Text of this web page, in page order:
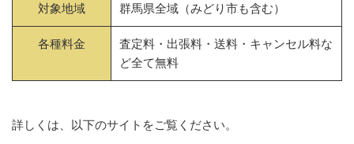
対象地域 群馬県全域（みどり市も含む）
各種料金
査定料・出張料・送料・キャンセル料な
ど全て無料
詳しくは、以下のサイトをご覧ください。